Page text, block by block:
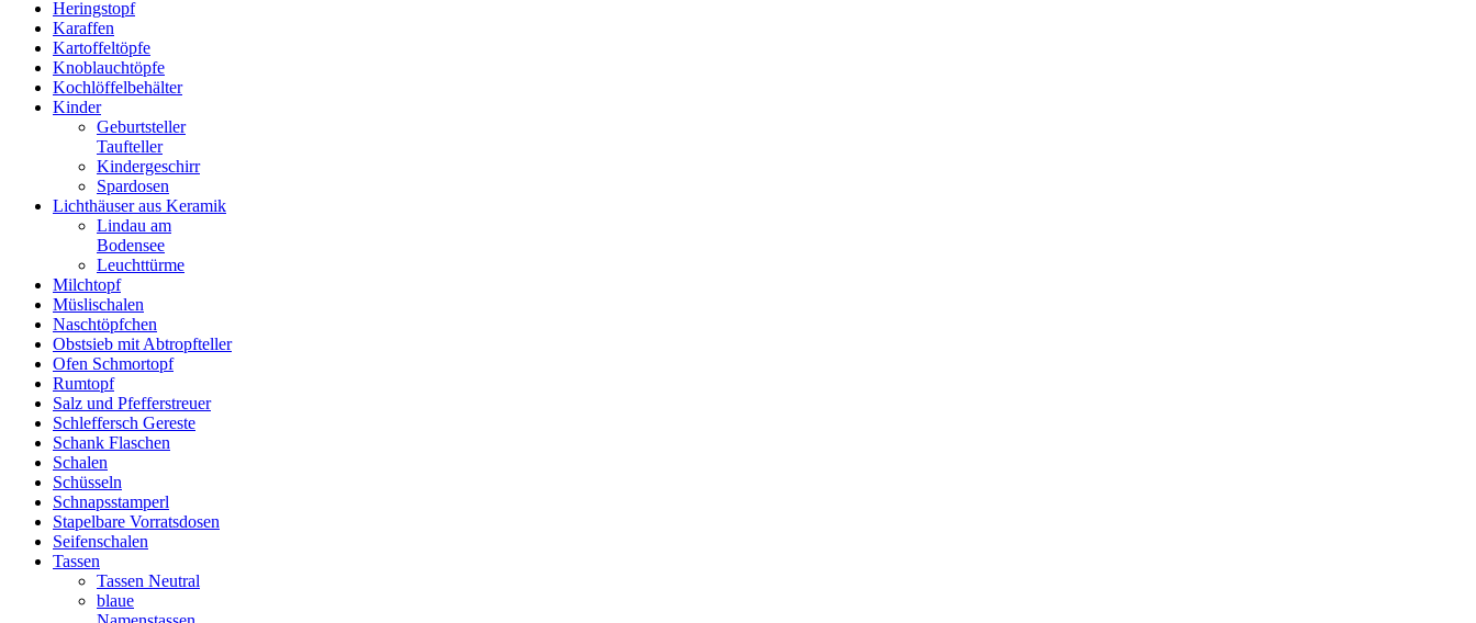
Heringstopf
Karaffen
Kartoffeltöpfe
Knoblauchtöpfe
Kochlöffelbehälter
Kinder
Geburtsteller
Taufteller
Kindergeschirr
Spardosen
Lichthäuser aus Keramik
Lindau am
Bodensee
Leuchttürme
Milchtopf
Müslischalen
Naschtöpfchen
Obstsieb mit Abtropfteller
Ofen Schmortopf
Rumtopf
Salz und Pfefferstreuer
Schleffersch Gereste
Schank Flaschen
Schalen
Schüsseln
Schnapsstamperl
Stapelbare Vorratsdosen
Seifenschalen
Tassen
Tassen Neutral
blaue